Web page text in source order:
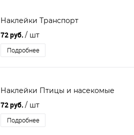
Наклейки Транспорт
72 руб. / шт
Подробнее
Наклейки Птицы и насекомые
72 руб. / шт
Подробнее